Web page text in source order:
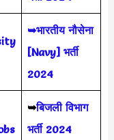
➥भारतीय नौसेना
[Navy] भर्ती
2024
➥बिजली विभाग
भर्ती 2024